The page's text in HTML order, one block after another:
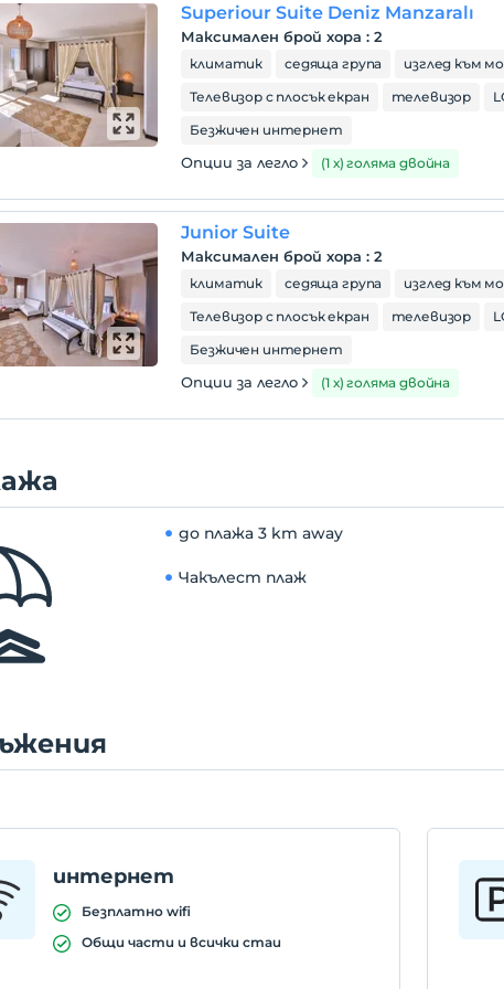
Superiour Suite Deniz Manzaralı
Максимален брой хора :2
климатик седяща група
изглед към
Телевизор с плосък екран
телевизор
Безжичен интернет
Опции за легло (1 х) голяма двойна
Junior Suite
Максимален брой хора :2
климатик седяща група
изглед към
Телевизор с плосък екран
телевизор
Безжичен интернет
Опции за легло (1 х) голяма двойна
до плажа 3 km away
Чакълест плаж
интернет
Безплатно wifi
Общи части и всички стаи